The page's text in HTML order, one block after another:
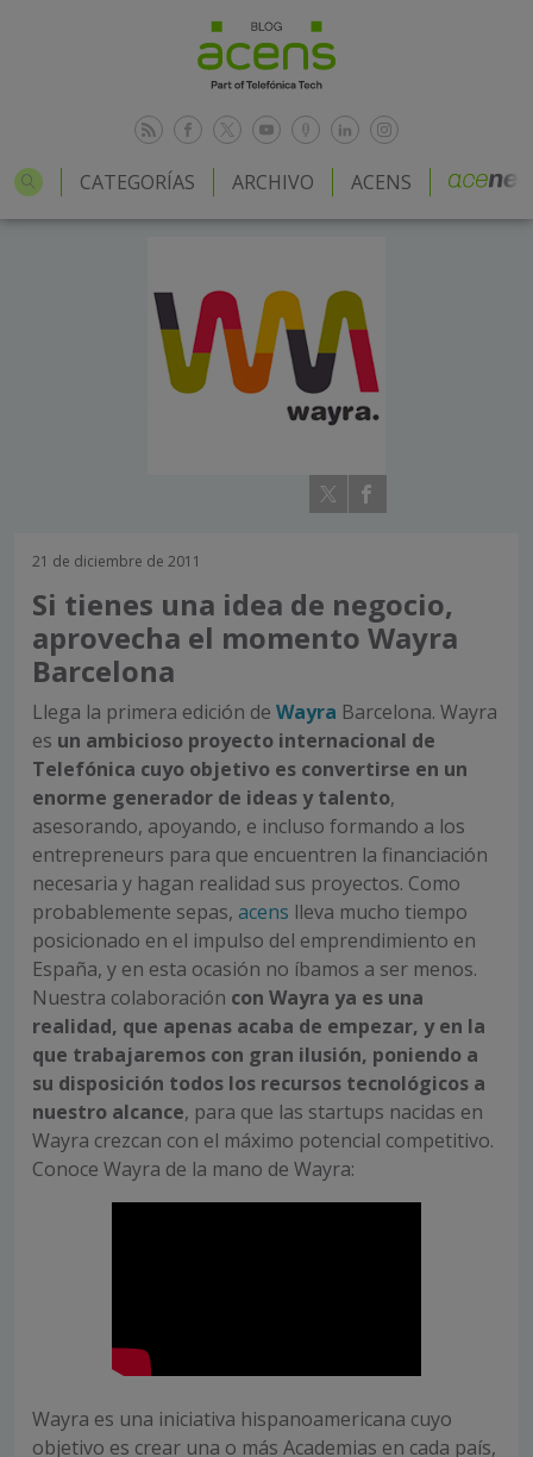
CATEGORÍAS ARCHIVO ACENS
21 de diciembre de 2011
Si tienes una idea de negocio,
aprovecha el momento Wayra
Barcelona
Llega la primera edición de Wayra Barcelona. Wayra
es un ambicioso proyecto internacional de
Telefónica cuyo objetivo es convertirse en un
enorme generador de ideas y talento,
asesorando, apoyando, e incluso formando a los
entrepreneurs para que encuentren la financiación
necesaria y hagan realidad sus proyectos. Como
probablemente sepas, acens lleva mucho tiempo
posicionado en el impulso del emprendimiento en
España, y en esta ocasión no íbamos a ser menos.
Nuestra colaboración con Wayra ya es una
realidad, que apenas acaba de empezar, y en la
que trabajaremos con gran ilusión, poniendo a
su disposición todos los recursos tecnológicos a
nuestro alcance, para que las startups nacidas en
Wayra crezcan con el máximo potencial competitivo.
Conoce Wayra de la mano de Wayra:
Wayra es una iniciativa hispanoamericana cuyo
objetivo es crear una o más Academias en cada país,